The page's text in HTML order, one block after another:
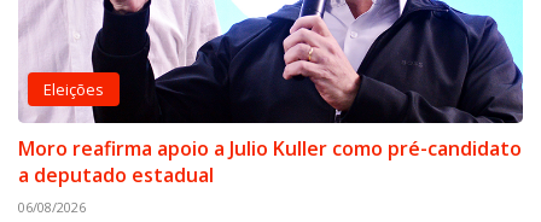
Eleições
Moro reafirma apoio a Julio Kuller como pré-candidato
a deputado estadual
06/08/2026